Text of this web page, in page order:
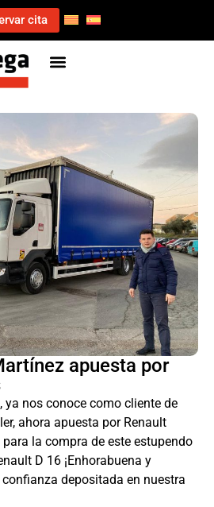
cita
apuesta por
ya nos conoce como cliente de
ahora apuesta por Renault
la compra de este estupendo
D 16 ¡Enhorabuena y
depositada en nuestra